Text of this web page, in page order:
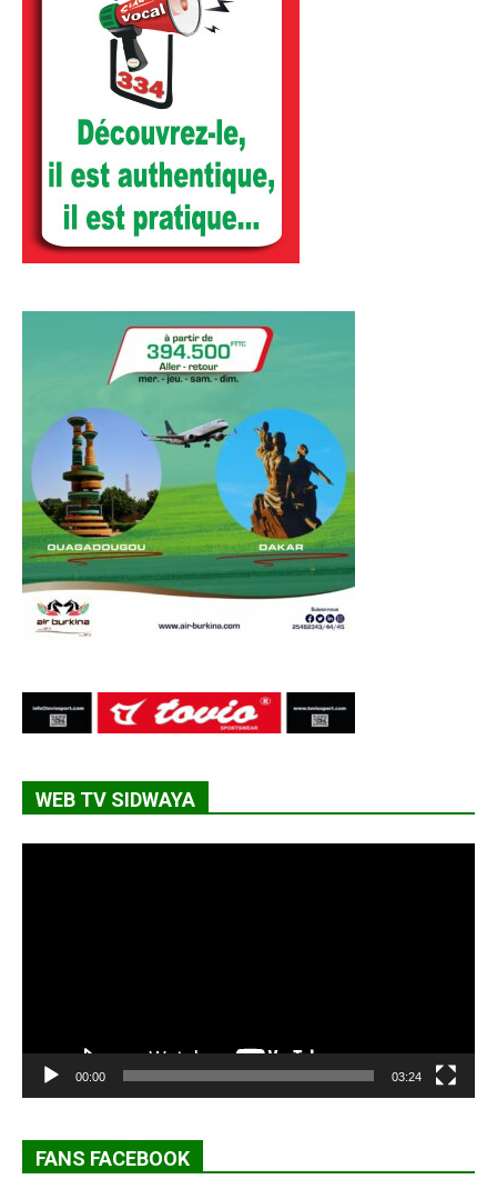
WEB TV SIDWAYA
00:00 03:24
FANS FACEBOOK